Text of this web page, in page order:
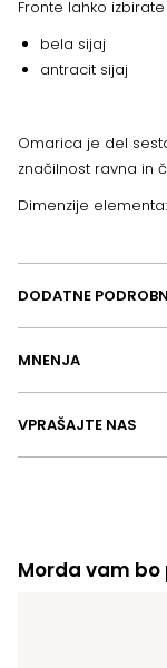
Fronte lahko
bela sijaj
antracit sijaj
Omarica je del
značilnost ravna in
Dimenzije
DODATNE
MNENJA
VPRAŠAJTE NAS
Morda vam